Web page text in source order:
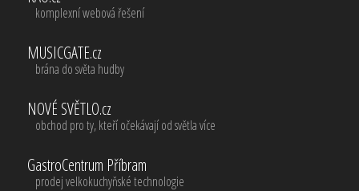
komplexní webová řešení
MUSICGATE.cz
brána do světa hudby
NOVÉ SVĚTLO.cz
obchod pro ty, kteří očekávají od světla více
GastroCentrum Příbram
prodej velkokuchyňské technologie